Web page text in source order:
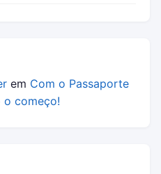
em Com o Passaporte
o começo!